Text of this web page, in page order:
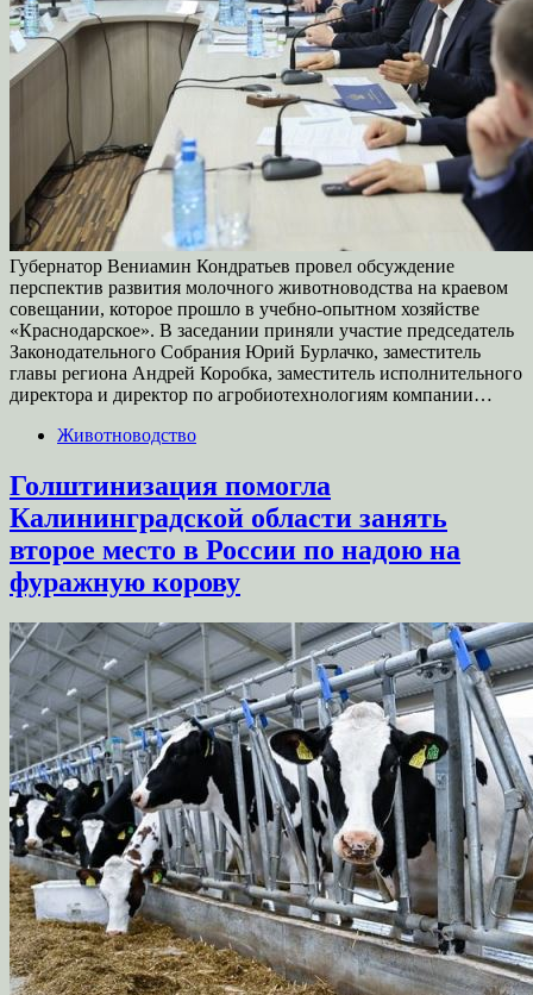
Губернатор Вениамин Кондратьев провел обсуждение
перспектив развития молочного животноводства на краевом
совещании, которое прошло в учебно-опытном хозяйстве
«Краснодарское». В заседании приняли участие председатель
Законодательного Собрания Юрий Бурлачко, заместитель
главы региона Андрей Коробка, заместитель исполнительного
директора и директор по агробиотехнологиям компании…
Животноводство
Голштинизация помогла
Калининградской области занять
второе место в России по надою на
фуражную корову